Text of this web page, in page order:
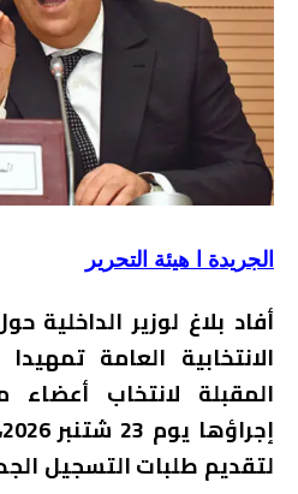
الجريدة ا هيئة التحرير
أفاد بلاغ لوزير الداخلية
الانتخابية العامة
المقبلة لانتخاب